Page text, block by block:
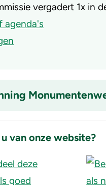
vergadert 1x in
agenda's
van onze website?